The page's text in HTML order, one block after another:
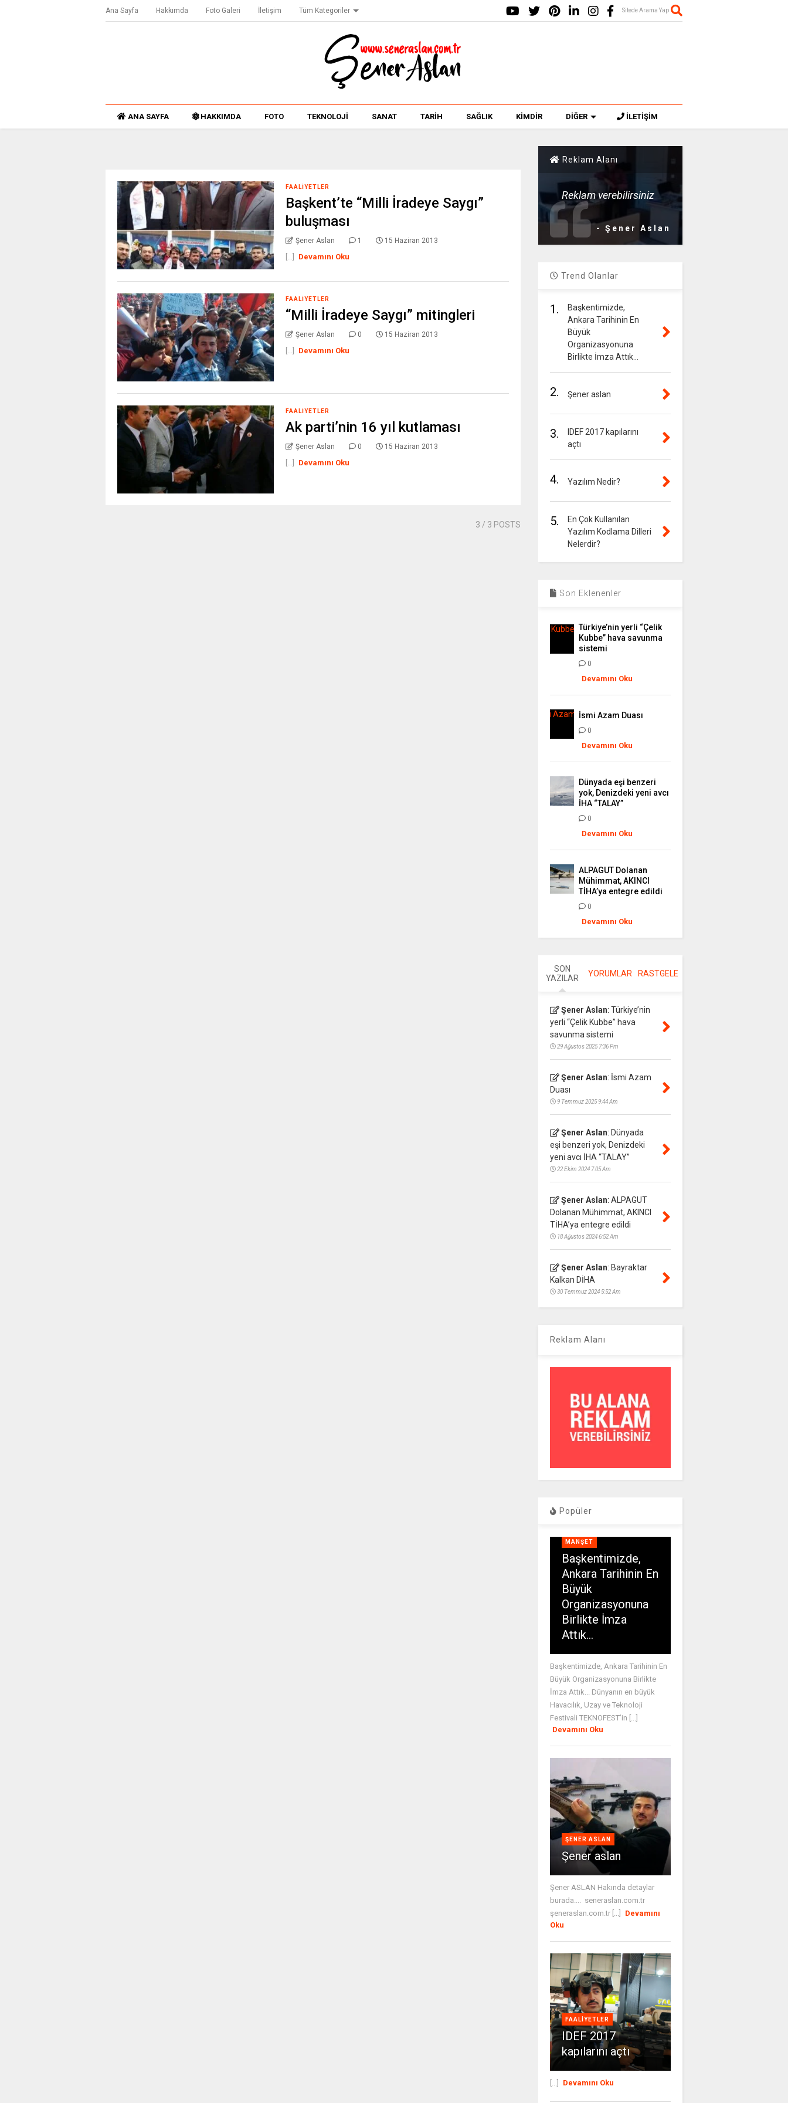
Ana Sayfa Hakkımda Foto Galeri İletişim Tüm Kategoriler Sitede Arama Yap
ANA SAYFA HAKKIMDA FOTO TEKNOLOJİ SANAT TARİH SAĞLIK KİMDİR DİĞER İLETİŞİM
FAALIYETLER
Başkent’te “Milli İradeye Saygı”
buluşması
Şener Aslan 1 15 Haziran 2013
[...] Devamını Oku
FAALIYETLER
“Milli İradeye Saygı” mitingleri
Şener Aslan 0 15 Haziran 2013
[...] Devamını Oku
FAALIYETLER
Ak parti’nin 16 yıl kutlaması
Şener Aslan 0 15 Haziran 2013
[...] Devamını Oku
3 / 3 POSTS
Reklam Alanı
Reklam verebilirsiniz
- Şener Aslan
Trend Olanlar
1.
Başkentimizde,
Ankara Tarihinin En
Büyük
Organizasyonuna
Birlikte İmza Attık…
2. Şener aslan
3.
IDEF 2017 kapılarını
açtı
4. Yazılım Nedir?
5.
En Çok Kullanılan
Yazılım Kodlama Dilleri
Nelerdir?
Son Eklenenler
Türkiye’nin yerli “Çelik
Kubbe” hava savunma
sistemi
0
Devamını Oku
İsmi Azam Duası
0
Devamını Oku
Dünyada eşi benzeri
yok, Denizdeki yeni avcı
İHA “TALAY”
0
Devamını Oku
ALPAGUT Dolanan
Mühimmat, AKINCI
TİHA’ya entegre edildi
0
Devamını Oku
SON
YAZILAR
YORUMLAR RASTGELE
Şener Aslan:Türkiye’nin
yerli “Çelik Kubbe” hava
savunma sistemi
29 Ağustos 2025 7:36 Pm
Şener Aslan: İsmi Azam
Duası
9 Temmuz 2025 9:44 Am
Şener Aslan: Dünyada
eşi benzeri yok, Denizdeki
yeni avcı İHA “TALAY”
22 Ekim 2024 7:05 Am
Şener Aslan:ALPAGUT
Dolanan Mühimmat, AKINCI
TİHA’ya entegre edildi
18 Ağustos 2024 6:52 Am
Şener Aslan: Bayraktar
Kalkan DİHA
30 Temmuz 2024 5:52 Am
Reklam Alanı
Popüler
MANŞET
Başkentimizde,
Ankara Tarihinin En
Büyük
Organizasyonuna
Birlikte İmza
Attık…
Başkentimizde, Ankara Tarihinin En
Büyük Organizasyonuna Birlikte
İmza Attık... Dünyanın en büyük
Havacılık, Uzay ve Teknoloji
Festivali TEKNOFEST’in [...]
Devamını Oku
ŞENER ASLAN
Şener aslan
Şener ASLAN Hakında detaylar
burada.... seneraslan.com.tr
şeneraslan.com.tr [...]
Devamını
Oku
FAALIYETLER
IDEF 2017
kapılarını açtı
[...] Devamını Oku